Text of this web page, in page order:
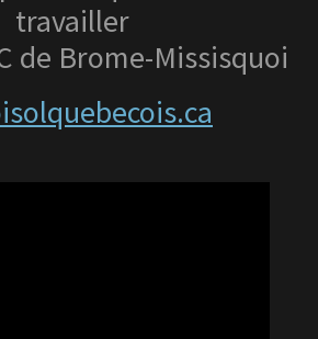
travailler
de Brome-Missisquoi